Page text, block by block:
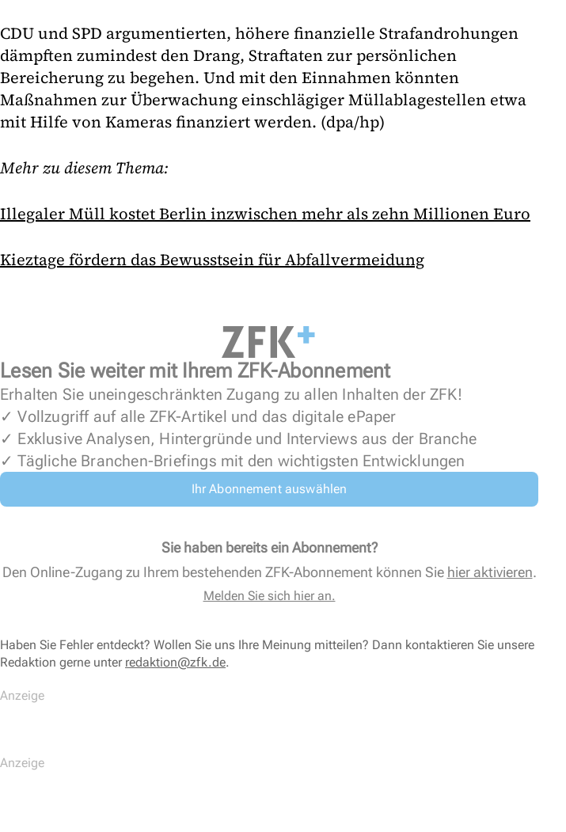
CDU und SPD argumentierten, höhere finanzielle Strafandrohungen
dämpften zumindest den Drang, Straftaten zur persönlichen
Bereicherung zu begehen. Und mit den Einnahmen könnten
Maßnahmen zur Überwachung einschlägiger Müllablagestellen etwa
mit Hilfe von Kameras finanziert werden. (dpa/hp)
Mehr zu diesem Thema:
Illegaler Müll kostet Berlin inzwischen mehr als zehn Millionen Euro
Kieztage fördern das Bewusstsein für Abfallvermeidung
Lesen Sie weiter mit Ihrem ZFK-Abonnement
Erhalten Sie uneingeschränkten Zugang zu allen Inhalten der ZFK!
✓ Vollzugriff auf alle ZFK-Artikel und das digitale ePaper
✓ Exklusive Analysen, Hintergründe und Interviews aus der Branche
✓ Tägliche Branchen-Briefings mit den wichtigsten Entwicklungen
Ihr Abonnement auswählen
Sie haben bereits ein Abonnement?
Den Online-Zugang zu Ihrem bestehenden ZFK-Abonnement können Sie hier aktivieren.
Melden Sie sich hier an.
Haben Sie Fehler entdeckt? Wollen Sie uns Ihre Meinung mitteilen? Dann kontaktieren Sie unsere
Redaktion gerne unter redaktion@zfk.de.